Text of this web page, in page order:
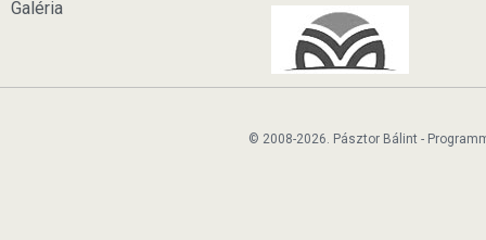
Galéria
© 2008-2026. Pásztor Bálint -